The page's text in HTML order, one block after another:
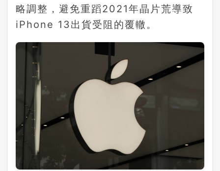
略調整，避免重蹈2021年晶片荒導致
iPhone 13出貨受阻的覆轍。